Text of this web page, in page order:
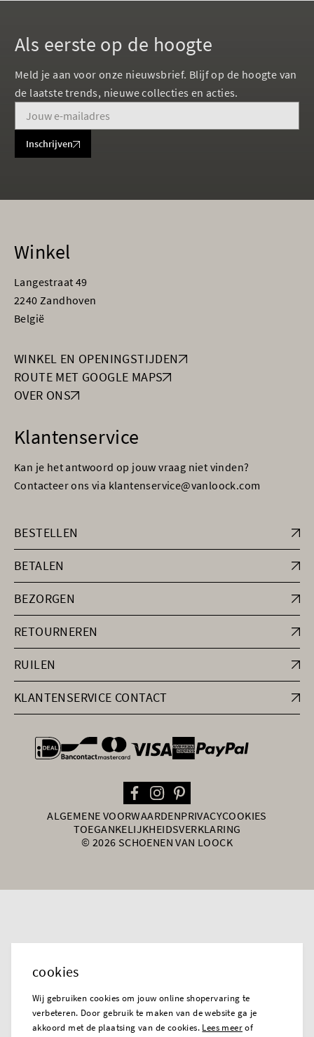
Als eerste op de hoogte
Meld je aan voor onze nieuwsbrief. Blijf op de hoogte van
de laatste trends, nieuwe collecties en acties.
Inschrijven
Winkel
Langestraat 49
2240 Zandhoven
België
WINKEL EN OPENINGSTIJDEN
ROUTE MET GOOGLE MAPS
OVER ONS
Klantenservice
Kan je het antwoord op jouw vraag niet vinden?
Contacteer ons via klantenservice@vanloock.com
BESTELLEN
BETALEN
BEZORGEN
RETOURNEREN
RUILEN
KLANTENSERVICE CONTACT
general.paymentOptions
ALGEMENE VOORWAARDENPRIVACYCOOKIES
TOEGANKELIJKHEIDSVERKLARING
© 2026 SCHOENEN VAN LOOCK
cookies
Wij gebruiken cookies om jouw online shopervaring te
verbeteren. Door gebruik te maken van de website ga je
akkoord met de plaatsing van de cookies. Lees meerof